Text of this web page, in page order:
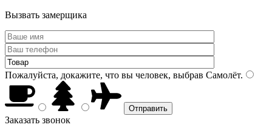
Вызвать замерщика
Пожалуйста, докажите, что вы человек, выбрав Самолёт.
Заказать звонок